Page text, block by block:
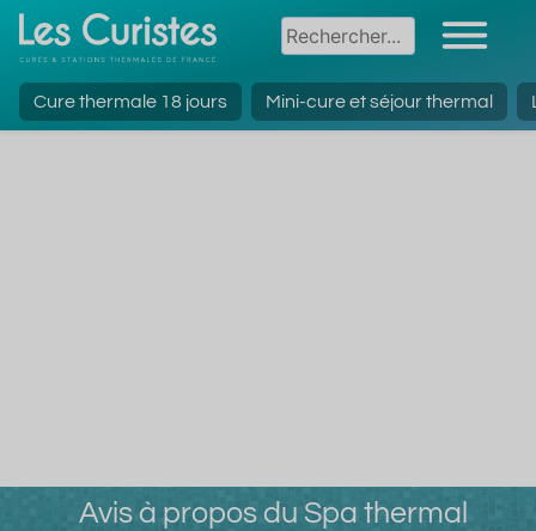
Cure thermale 18 jours Mini-cure et séjour thermal
Avis à propos du Spa thermal